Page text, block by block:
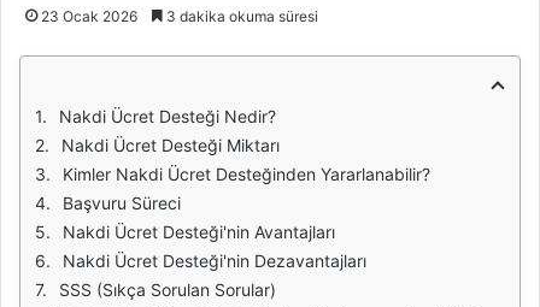
23 Ocak 2026 3 dakika okuma süresi
Nakdi Ücret Desteği Nedir?
Nakdi Ücret Desteği Miktarı
Kimler Nakdi Ücret Desteğinden Yararlanabilir?
Başvuru Süreci
Nakdi Ücret Desteği'nin Avantajları
Nakdi Ücret Desteği'nin Dezavantajları
SSS (Sıkça Sorulan Sorular)